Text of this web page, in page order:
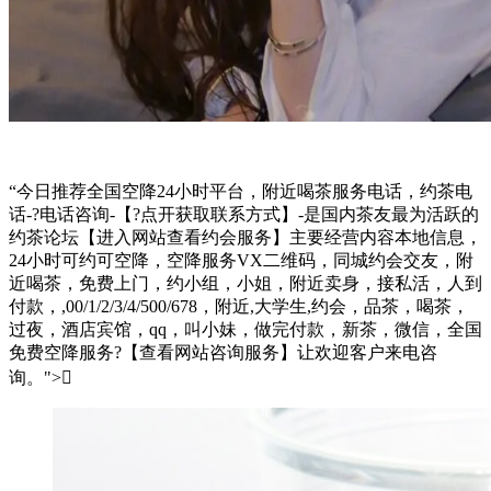
“今日推荐全国空降24小时平台，附近喝茶服务电话，约茶电
话-?电话咨询-【?点开获取联系方式】-是国内茶友最为活跃的
约茶论坛【进入网站查看约会服务】主要经营内容本地信息，
24小时可约可空降，空降服务VX二维码，同城约会交友，附
近喝茶，免费上门，约小组，小姐，附近卖身，接私活，人到
付款，,00/1/2/3/4/500/678，附近,大学生,约会，品茶，喝茶，
过夜，酒店宾馆，qq，叫小妹，做完付款，新茶，微信，全国
免费空降服务?【查看网站咨询服务】让欢迎客户来电咨
询。 ">